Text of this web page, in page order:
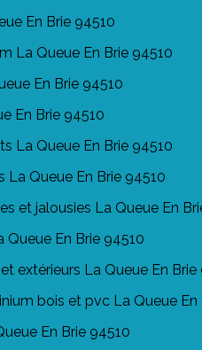
En Brie 94510
La Queue En Brie 94510
En Brie 94510
En Brie 94510
La Queue En Brie 94510
Queue En Brie 94510
et jalousies La Queue En
En Brie 94510
extérieurs La Queue En Brie
bois et pvc La Queue En
En Brie 94510